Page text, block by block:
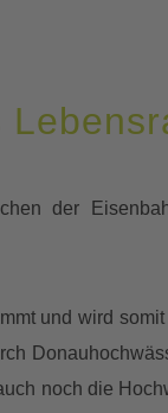
der
und wird
noch die